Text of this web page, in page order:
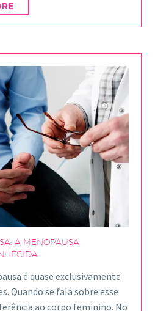
A MENOPAUSA
é quase exclusivamente
Quando se fala sobre esse
ao corpo feminino. No